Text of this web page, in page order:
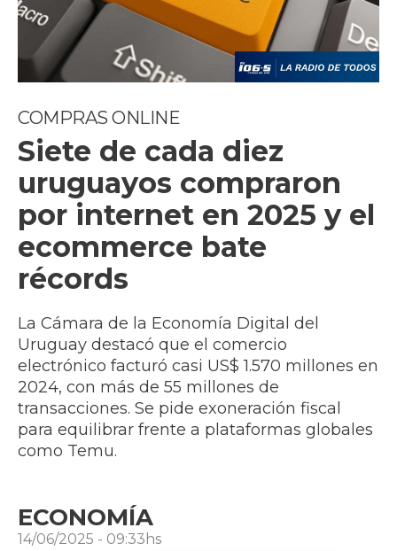
COMPRAS ONLINE
Siete de cada diez
uruguayos compraron
por internet en 2025 y el
ecommerce bate
récords
La Cámara de la Economía Digital del
Uruguay destacó que el comercio
electrónico facturó casi US$ 1.570 millones en
2024, con más de 55 millones de
transacciones. Se pide exoneración fiscal
para equilibrar frente a plataformas globales
como Temu.
ECONOMÍA
14/06/2025 - 09:33hs